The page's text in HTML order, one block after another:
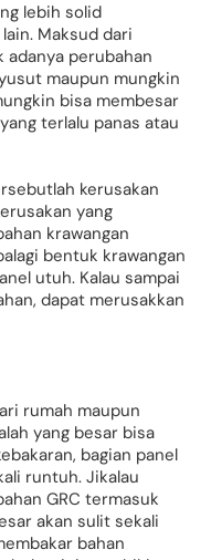
lebih solid
Maksud dari
perubahan
maupun mungkin
bisa membesar
terlalu panas atau
kerusakan
yang
krawangan
bentuk krawangan
utuh. Kalau sampai
dapat merusakkan
rumah maupun
yang besar bisa
bagian panel
runtuh. Jikalau
GRC termasuk
akan sulit sekali
bahan